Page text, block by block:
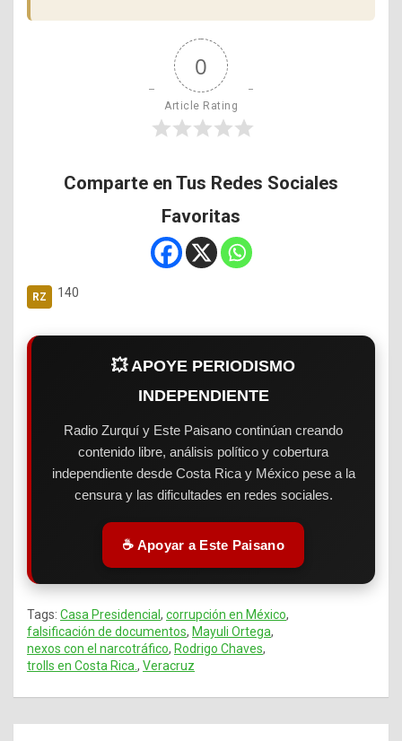
0
Article Rating
Comparte en Tus Redes Sociales
Favoritas
140
💥 APOYE PERIODISMO
INDEPENDIENTE
Radio Zurquí y Este Paisano continúan creando
contenido libre, análisis político y cobertura
independiente desde Costa Rica y México pese a la
censura y las dificultades en redes sociales.
☕ Apoyar a Este Paisano
Tags: Casa Presidencial, corrupción en México,
falsificación de documentos, Mayuli Ortega,
nexos con el narcotráfico, Rodrigo Chaves,
trolls en Costa Rica. , Veracruz